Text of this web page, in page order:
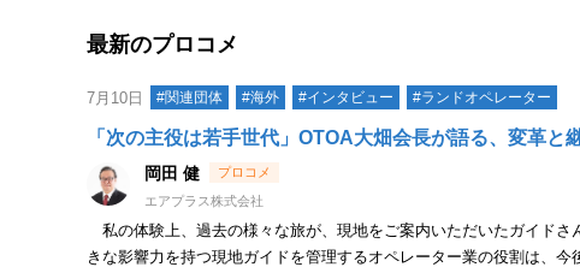
最新のプロコメ
7月10日 #関連団体 #海外 #インタビュー #ランドオペレーター
「次の主役は若手世代」OTOA大畑会長が語る、変革と
岡田 健
エアプラス株式会社
私の体験上、過去の様々な旅が、現地をご案内いただいたガイド
きな影響力を持つ現地ガイドを管理するオペレーター業の役割は、